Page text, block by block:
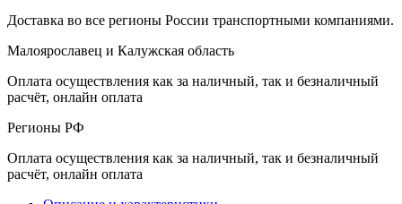
Доставка во все регионы России транспортными компаниями.
Малоярославец и Калужская область
Оплата осуществления как за наличный, так и безналичный
расчёт, онлайн оплата
Регионы РФ
Оплата осуществления как за наличный, так и безналичный
расчёт, онлайн оплата